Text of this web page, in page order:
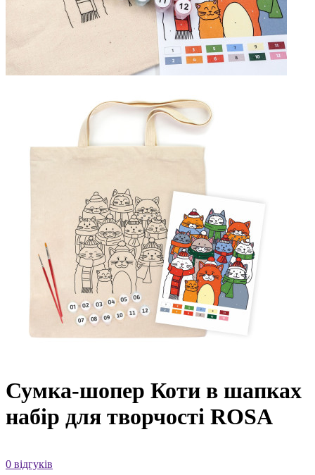
Сумка-шопер Коти в шапках
набір для творчості ROSA
0 відгуків